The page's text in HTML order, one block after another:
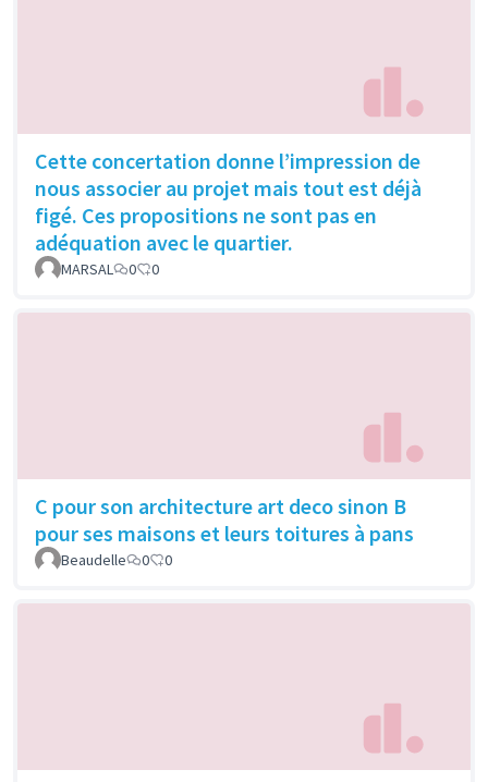
Cette concertation donne l’impression de
nous associer au projet mais tout est déjà
figé. Ces propositions ne sont pas en
adéquation avec le quartier.
MARSAL 0 0
C pour son architecture art deco sinon B
pour ses maisons et leurs toitures à pans
Beaudelle 0 0